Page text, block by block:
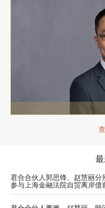
君合合伙人郭思锋、赵慧丽分
参与上海金融法院自贸离岸债